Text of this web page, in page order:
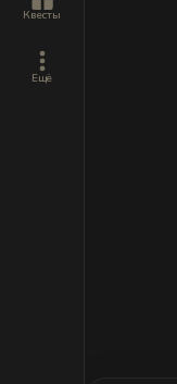
Квесты
Ещё